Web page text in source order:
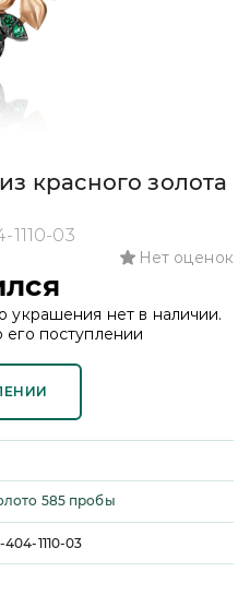
красного золота
1110-03
Нет оценок
украшения нет в наличии.
поступлении
585 пробы
1110-03